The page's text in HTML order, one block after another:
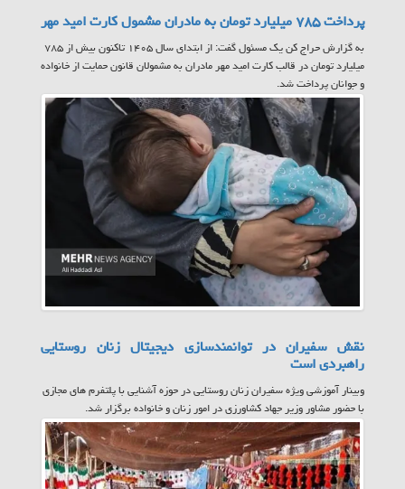
پرداخت ۷۸۵ میلیارد تومان به مادران مشمول کارت امید مهر
به گزارش حراج کن یک مسئول گفت: از ابتدای سال ۱۴۰۵ تاکنون بیش از ۷۸۵
میلیارد تومان در قالب کارت امید مهر مادران به مشمولان قانون حمایت از خانواده
و جوانان پرداخت شد.
نقش سفیران در توانمندسازی دیجیتال زنان روستایی
راهبردی است
وبینار آموزشی ویژه سفیران زنان روستایی در حوزه آشنایی با پلتفرم های مجازی
با حضور مشاور وزیر جهاد کشاورزی در امور زنان و خانواده برگزار شد.